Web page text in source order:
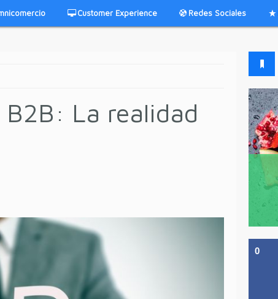
Customer Experience Redes Sociales
La realidad
0